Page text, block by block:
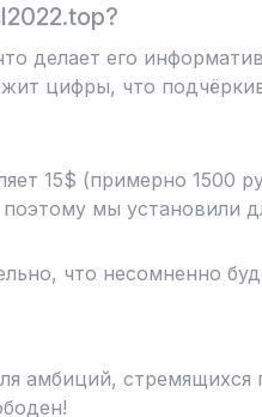
делает его
цифры, что
15$ (примерно 1500
мы установили
что несомненно
амбиций, стремящихся